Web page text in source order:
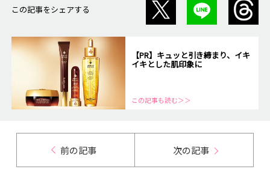
この記事をシェアする
【PR】キュッと引き締まり、イキ
イキとした肌印象に
この記事も読む＞＞
前の記事 次の記事